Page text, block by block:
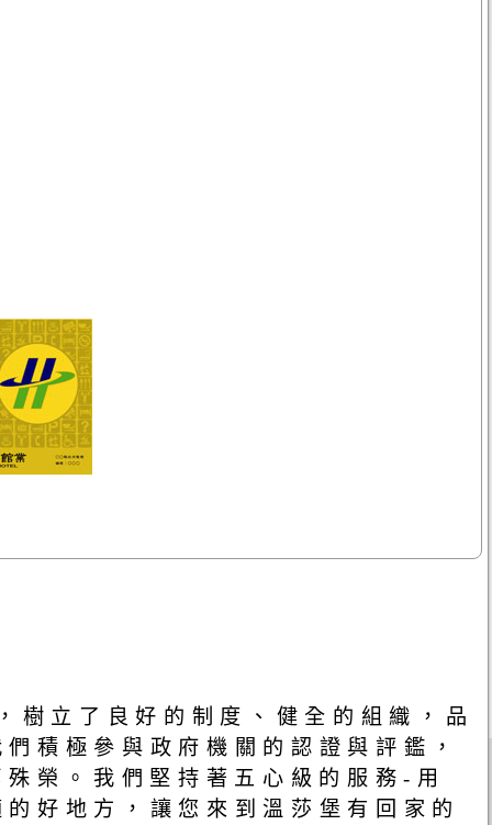
立了良好的制度、健全的組織，品
積極參與政府機關的認證與評鑑，
榮。我們堅持著五心級的服務-用
好地方，讓您來到溫莎堡有回家的